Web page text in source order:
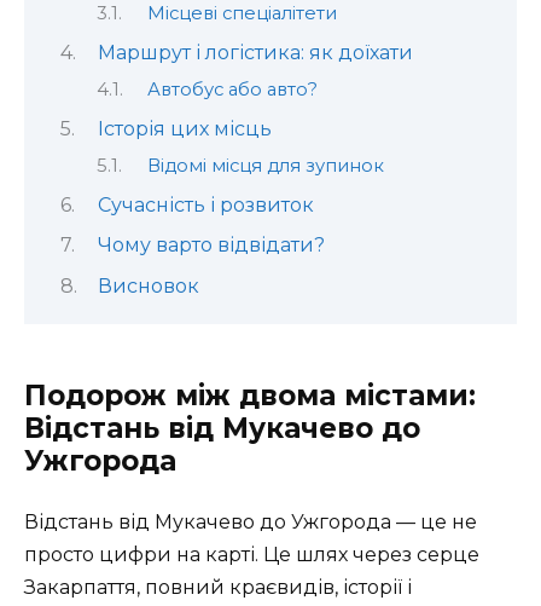
Місцеві спеціалітети
Маршрут і логістика: як доїхати
Автобус або авто?
Історія цих місць
Відомі місця для зупинок
Сучасність і розвиток
Чому варто відвідати?
Висновок
Подорож між двома містами:
Відстань від Мукачево до
Ужгорода
Відстань від Мукачево до Ужгорода — це не
просто цифри на карті. Це шлях через серце
Закарпаття, повний краєвидів, історії і